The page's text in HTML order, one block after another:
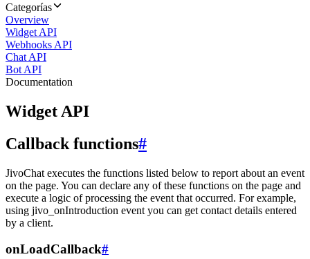
Categorías
Overview
Widget API
Webhooks API
Chat API
Bot API
Documentation
Widget API
Callback functions#
JivoChat executes the functions listed below to report about an event
on the page. You can declare any of these functions on the page and
execute a logic of processing the event that occurred. For example,
using jivo_onIntroduction event you can get contact details entered
by a client.
onLoadCallback#